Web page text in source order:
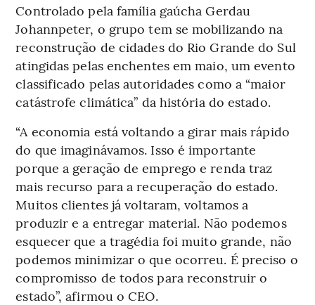
Controlado pela família gaúcha Gerdau
Johannpeter, o grupo tem se mobilizando na
reconstrução de cidades do Rio Grande do Sul
atingidas pelas enchentes em maio, um evento
classificado pelas autoridades como a “maior
catástrofe climática” da história do estado.
“A economia está voltando a girar mais rápido
do que imaginávamos. Isso é importante
porque a geração de emprego e renda traz
mais recurso para a recuperação do estado.
Muitos clientes já voltaram, voltamos a
produzir e a entregar material. Não podemos
esquecer que a tragédia foi muito grande, não
podemos minimizar o que ocorreu. É preciso o
compromisso de todos para reconstruir o
estado”, afirmou o CEO.